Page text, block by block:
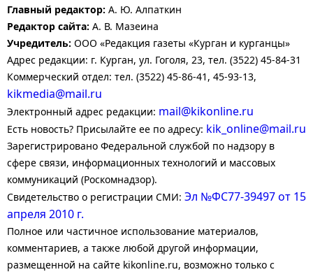
Главный редактор: А. Ю. Алпаткин
Редактор сайта: А. В. Мазеина
Учредитель: ООО «Редакция газеты «Курган и курганцы»
Адрес редакции: г. Курган, ул. Гоголя, 23, тел. (3522) 45-84-31
Коммерческий отдел: тел. (3522) 45-86-41, 45-93-13,
kikmedia@mail.ru
Электронный адрес редакции: mail@kikonline.ru
Есть новость? Присылайте ее по адресу: kik_online@mail.ru
Зарегистрировано Федеральной службой по надзору в
сфере связи, информационных технологий и массовых
коммуникаций (Роскомнадзор).
Свидетельство о регистрации СМИ: Эл №ФС77-39497 от 15
апреля 2010 г.
Полное или частичное использование материалов,
комментариев, а также любой другой информации,
размещенной на сайте kikonline.ru, возможно только с